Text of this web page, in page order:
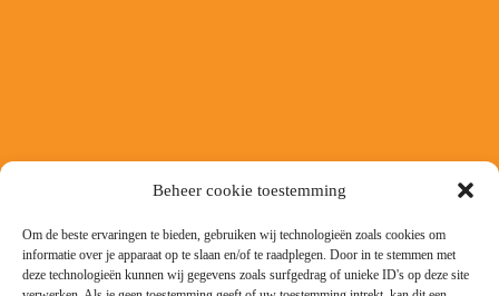
Beheer cookie toestemming
Om de beste ervaringen te bieden, gebruiken wij technologieën zoals cookies om
informatie over je apparaat op te slaan en/of te raadplegen. Door in te stemmen met
deze technologieën kunnen wij gegevens zoals surfgedrag of unieke ID's op deze site